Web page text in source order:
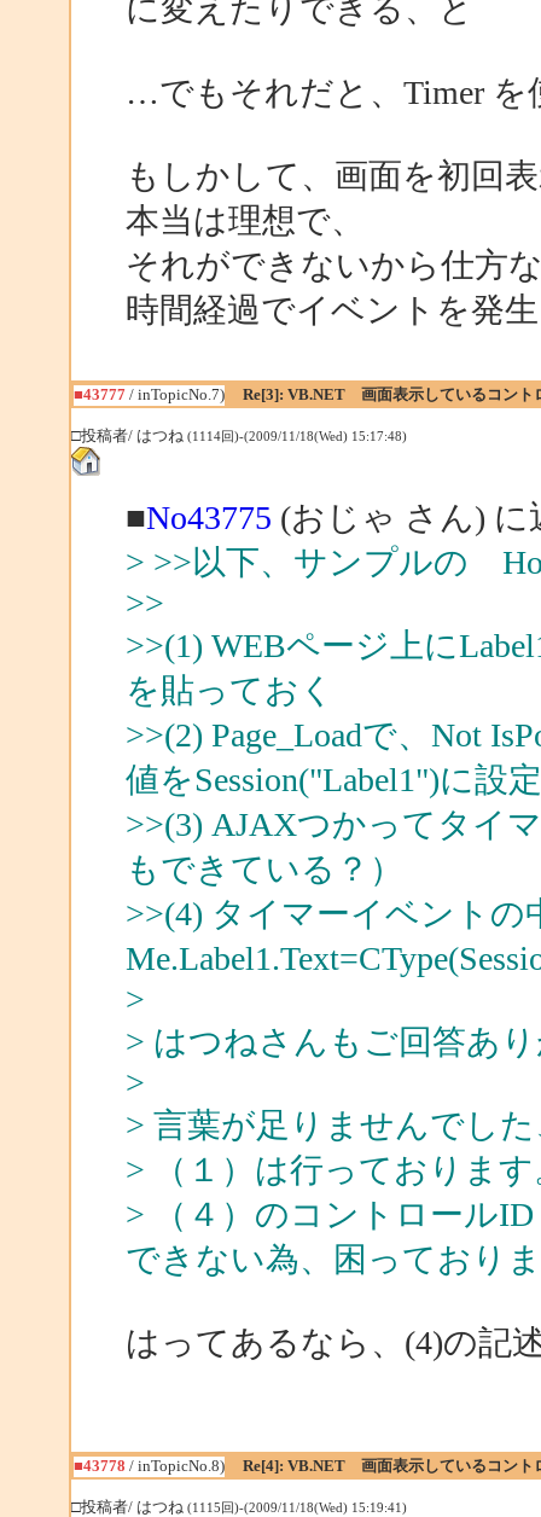
に変えたりできる、と
…でもそれだと、Timer
もしかして、画面を初回
本当は理想で、
それができないから仕方
時間経過でイベントを発
■43777/ inTopicNo.7) Re[3]: VB.NET 画面表示しているコント
□投稿者/ はつね (1114回)-(2009/11/18(Wed) 15:17:48)
■No43775 (おじゃ さん) に
> >>以下、サンプルの
>>
>>(1) WEBページ上に
を貼っておく
>>(2) Page_Loadで、Not
値をSession("Label1")に設
>>(3) AJAXつかってタイ
もできている？）
>>(4) タイマーイベントの
>
> はつねさんもご回答あ
>
> 言葉が足りませんでし
> （１）は行っております
> （４）のコントロール
できない為、困っており
はってあるなら、(4)の記
■43778 / inTopicNo.8) Re[4]: VB.NET 画面表示しているコント
□投稿者/ はつね (1115回)-(2009/11/18(Wed) 15:19:41)